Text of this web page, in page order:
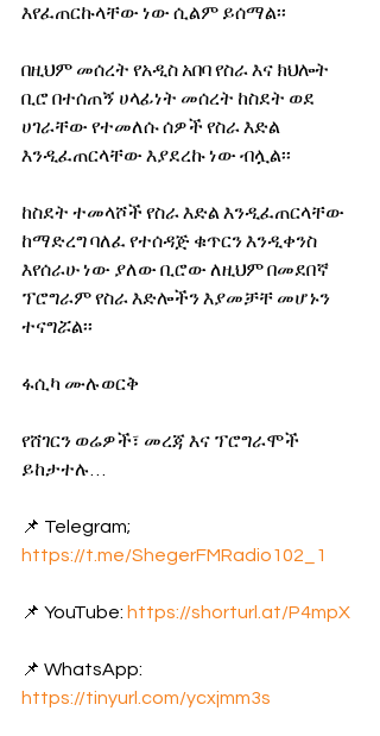
እየፈጠርኩላቸው ነው ሲልም ይሰማል፡፡
በዚህም መሰረት የአዲስ አበባ የስራ እና ክህሎት
ቢሮ በተሰጠኝ ሀላፊነት መሰረት ከስደት ወደ
ሀገራቸው የተመለሱ ሰዎች የስራ እድል
እንዲፈጠርላቸው እያደረኩ ነው ብሏል፡፡
ከስደት ተመላሾች የስራ እድል እንዲፈጠርላቸው
ከማድረግ ባለፈ የተሰዳጅ ቁጥርን እንዲቀንስ
እየሰራሁ ነው ያለው ቢሮው ለዚህም በመደበኛ
ፕሮግራም የስራ እድሎችን እያመቻቸ መሆኑን
ተናግሯል፡፡
ፋሲካ ሙሉወርቅ
የሸገርን ወሬዎች፣ መረጃ እና ፕሮግራሞች
ይከታተሉ…
📌 Telegram;
https://t.me/ShegerFMRadio102_1
📌 YouTube: https://shorturl.at/P4mpX
📌 WhatsApp:
https://tinyurl.com/ycxjmm3s